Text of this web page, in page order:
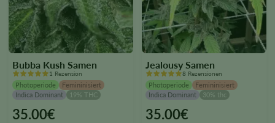
Bubba Kush Samen
1 Rezension
Photoperiode
Femininisiert
Indica Dominant
19% THC
35.00€
This
Jealousy Samen
8 Rezensionen
Photoperiode
Femininisiert
Indica Dominant
30% thc
35.00€
This